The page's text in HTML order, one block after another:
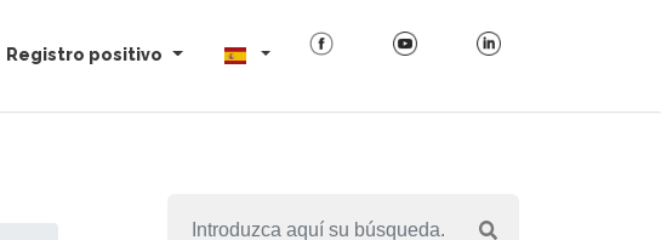
Registro positivo